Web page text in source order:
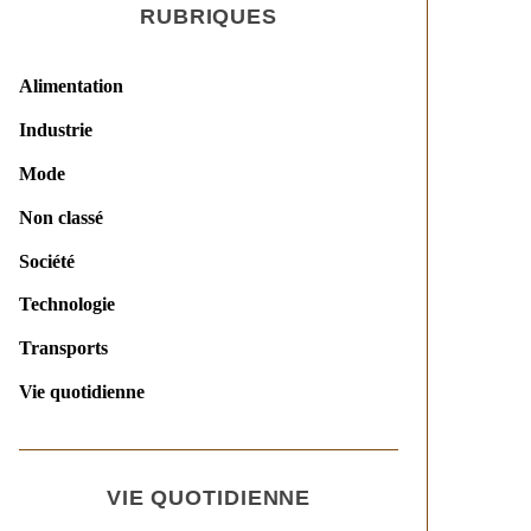
RUBRIQUES
Alimentation
Industrie
Mode
Non classé
Société
Technologie
Transports
Vie quotidienne
VIE QUOTIDIENNE